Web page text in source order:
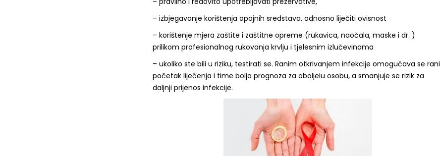
– izbjegavanje korištenja opojnih sredstava, odnosno liječiti ovisnost
– korištenje mjera zaštite i zaštitne opreme (rukavica, naočala, maske i dr. )
prilikom profesionalnog rukovanja krvlju i tjelesnim izlučevinama
– ukoliko ste bili u riziku, testirati se. Ranim otkrivanjem infekcije omogućava se rani
početak liječenja i time bolja prognoza za oboljelu osobu, a smanjuje se rizik za
daljnji prijenos infekcije.